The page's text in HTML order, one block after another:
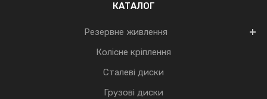
КАТАЛОГ
Резервне живлення
Колісне кріплення
Сталеві диски
Грузові диски